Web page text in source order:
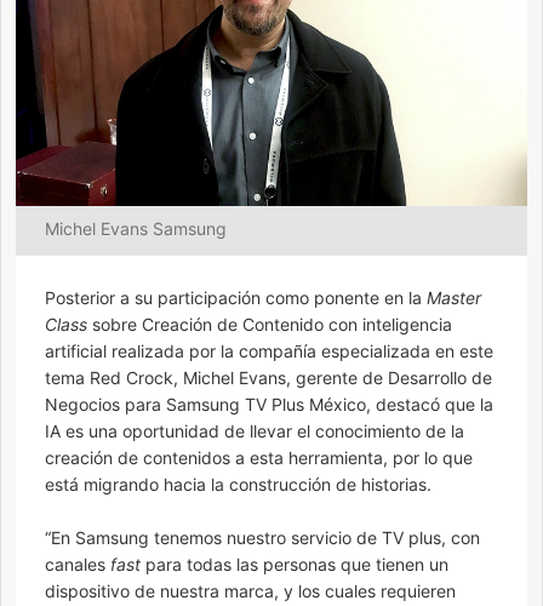
Michel Evans Samsung
Posterior a su participación como ponente en la Master
Class sobre Creación de Contenido con inteligencia
artificial realizada por la compañía especializada en este
tema Red Crock, Michel Evans, gerente de Desarrollo de
Negocios para Samsung TV Plus México, destacó que la
IA es una oportunidad de llevar el conocimiento de la
creación de contenidos a esta herramienta, por lo que
está migrando hacia la construcción de historias.
“En Samsung tenemos nuestro servicio de TV plus, con
canales fast para todas las personas que tienen un
dispositivo de nuestra marca, y los cuales requieren